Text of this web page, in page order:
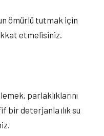
ömürlü tutmak için
etmelisiniz.
parlaklıklarını
bir deterjanla ılık su